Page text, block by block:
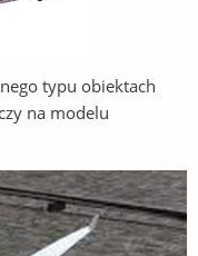
typu obiektach
na modelu